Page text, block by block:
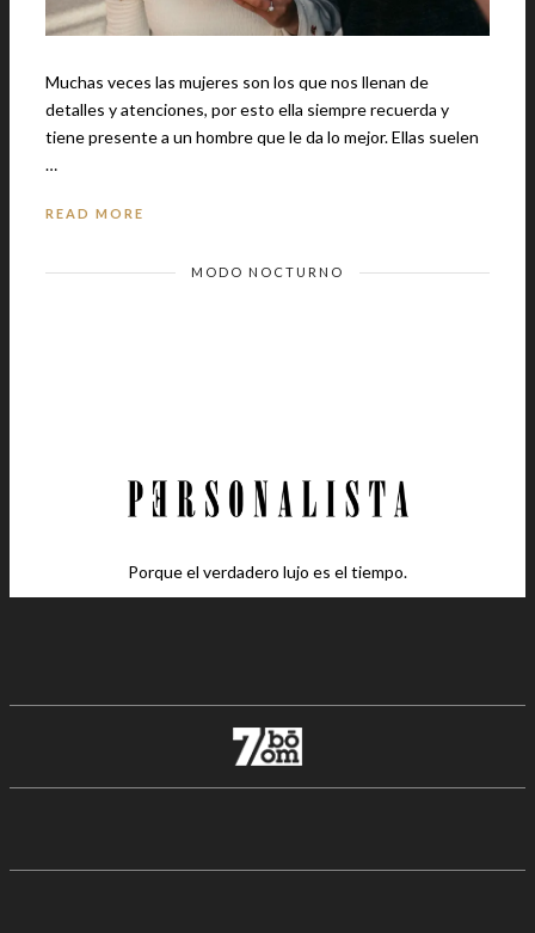
Muchas veces las mujeres son los que nos llenan de
detalles y atenciones, por esto ella siempre recuerda y
tiene presente a un hombre que le da lo mejor. Ellas suelen
…
READ MORE
MODO NOCTURNO
Porque el verdadero lujo es el tiempo.